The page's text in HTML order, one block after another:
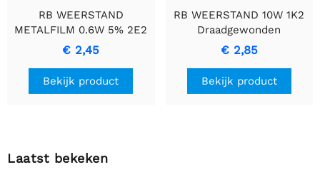
RB WEERSTAND
METALFILM 0.6W 5% 2E2
- Duurzame
Precisieweerstand
€ 2,45
Bekijk product
RB WEERSTAND 10W 1K2
Draadgewonden
Cementweerstand met
Keramische Behuizing
€ 2,85
Bekijk product
Laatst bekeken